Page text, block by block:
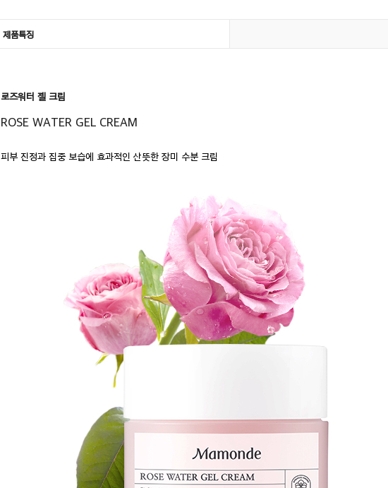
제품특징
로즈워터 젤 크림
ROSE WATER GEL CREAM
피부 진정과 집중 보습에 효과적인 산뜻한 장미 수분 크림